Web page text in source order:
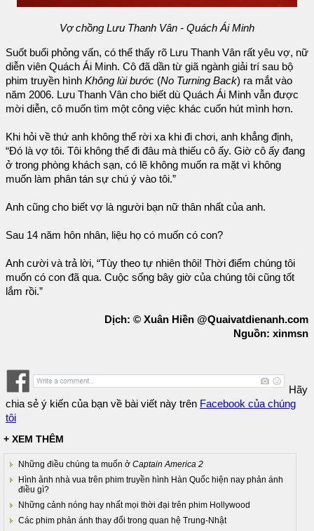
Vợ chồng Lưu Thanh Vân - Quách Ái Minh
Suốt buổi phỏng vấn, có thể thấy rõ Lưu Thanh Vân rất yêu vợ, nữ
diễn viên Quách Ái Minh. Cô đã dần từ giã ngành giải trí sau bộ
phim truyền hình Không lùi bước (No Turning Back) ra mắt vào
năm 2006. Lưu Thanh Vân cho biết dù Quách Ái Minh vẫn được
mời diễn, cô muốn tìm một công việc khác cuốn hút mình hơn.
Khi hỏi về thứ anh không thể rời xa khi đi chơi, anh khẳng định,
“Đó là vợ tôi. Tôi không thể đi đâu mà thiếu cô ấy. Giờ cô ấy đang
ở trong phòng khách sạn, có lẽ không muốn ra mặt vì không
muốn làm phân tán sự chú ý vào tôi.”
Anh cũng cho biết vợ là người bạn nữ thân nhất của anh.
Sau 14 năm hôn nhân, liệu họ có muốn có con?
Anh cười và trả lời, “Tùy theo tự nhiên thôi! Thời điểm chúng tôi
muốn có con đã qua. Cuộc sống bây giờ của chúng tôi cũng tốt
lắm rồi.”
Dịch: © Xuân Hiền @Quaivatdienanh.com
Nguồn: xinmsn
Hãy
chia sẻ ý kiến của bạn về bài viết này trên Facebook của chúng
tôi
+ XEM THÊM
Những điều chúng ta muốn ở Captain America 2
Hình ảnh nhà vua trên phim truyền hình Hàn Quốc hiện nay phản ánh
điều gì?
Những cảnh nóng hay nhất mọi thời đại trên phim Hollywood
Các phim phản ánh thay đổi trong quan hệ Trung-Nhật